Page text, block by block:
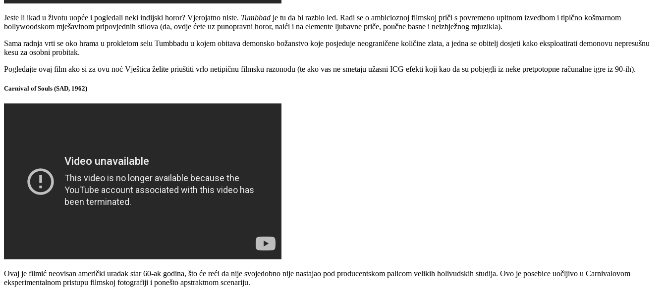
Jeste li ikad u životu uopće i pogledali neki indijski horor? Vjerojatno niste. Tumbbad je tu da bi razbio led. Radi se o ambicioznoj filmskoj priči s povremeno upitnom izvedbom i tipično košmarnom
bollywoodskom mješavinom pripovjednih stilova (da, ovdje ćete uz punopravni horor, naići i na elemente ljubavne priče, poučne basne i neizbježnog mjuzikla).
Sama radnja vrti se oko hrama u prokletom selu Tumbbadu u kojem obitava demonsko božanstvo koje posjeduje neograničene količine zlata, a jedna se obitelj dosjeti kako eksploatirati demonovu nepresušnu
kesu za osobni probitak.
Pogledajte ovaj film ako si za ovu noć Vještica želite priuštiti vrlo netipičnu filmsku razonodu (te ako vas ne smetaju užasni ICG efekti koji kao da su pobjegli iz neke pretpotopne računalne igre iz 90-ih).
Carnival of Souls (SAD, 1962)
Ovaj je filmić neovisan američki uradak star 60-ak godina, što će reći da nije svojedobno nije nastajao pod producentskom palicom velikih holivudskih studija. Ovo je posebice uočljivo u Carnivalovom
eksperimentalnom pristupu filmskoj fotografiji i ponešto apstraktnom scenariju.